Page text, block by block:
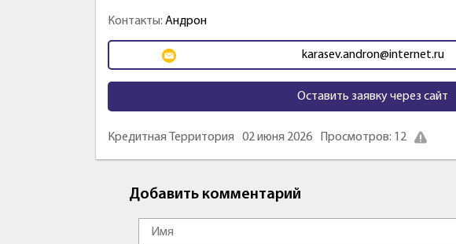
Контакты: Андрон
karasev.andron@internet.ru
Оставить заявку через сайт
Кредитная Территория 02 июня 2026 Просмотров: 12
Добавить комментарий